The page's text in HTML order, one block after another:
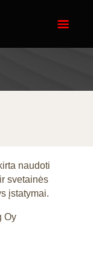
naudoti
svetainės
įstatymai.
Oy